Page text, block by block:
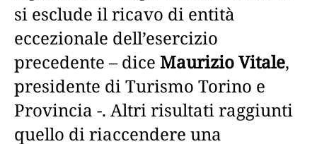
si esclude il ricavo di entità
eccezionale dell’esercizio
precedente – dice Maurizio Vitale,
presidente di Turismo Torino e
Provincia -. Altri risultati raggiunti
quello di riaccendere una